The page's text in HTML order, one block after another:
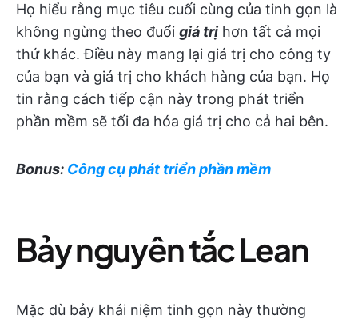
Họ hiểu rằng mục tiêu cuối cùng của tinh gọn là
không ngừng theo đuổi giá trị hơn tất cả mọi
thứ khác. Điều này mang lại giá trị cho công ty
của bạn và giá trị cho khách hàng của bạn. Họ
tin rằng cách tiếp cận này trong phát triển
phần mềm sẽ tối đa hóa giá trị cho cả hai bên.
Bonus: Công cụ phát triển phần mềm
Bảy nguyên tắc Lean
Mặc dù bảy khái niệm tinh gọn này thường